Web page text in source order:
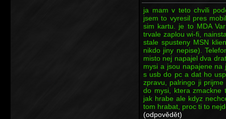
ja mam v teto chvili
jsem to vyresil pres
sim kartu. je to MDA
trvale zaplou wi-fi,
stale spusteny MSN
nikdo jiny nepise).
misto nej napajel dva
mysi a jsou napajene na
s usb do pc a dat ho
zpravu, palringo ji
do mysi, ktera zmackne
jak hrabe ale kdyz
tom hrabat, proc ti to
(odpovědět)